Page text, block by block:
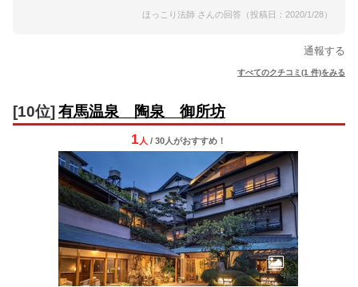
ほっこり法師 さんの回答（投稿日：2020/1/28）
通報する
すべてのクチコミ(1 件)をみる
[10位] 有馬温泉 陶泉 御所坊
1 人 / 30人がおすすめ！